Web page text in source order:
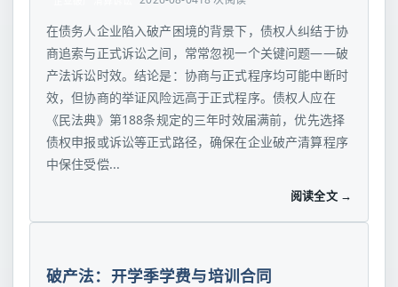
在债务人企业陷入破产困境的背景下，债权人纠结于协
商追索与正式诉讼之间，常常忽视一个关键问题——破
产法诉讼时效。结论是：协商与正式程序均可能中断时
效，但协商的举证风险远高于正式程序。债权人应在
《民法典》第188条规定的三年时效届满前，优先选择
债权申报或诉讼等正式路径，确保在企业破产清算程序
中保住受偿...
阅读全文 →
破产法：开学季学费与培训合同